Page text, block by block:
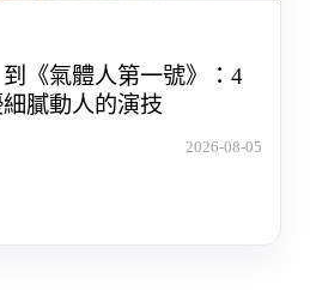
《氣體人第一號》：4
膩動人的演技
2026-08-05